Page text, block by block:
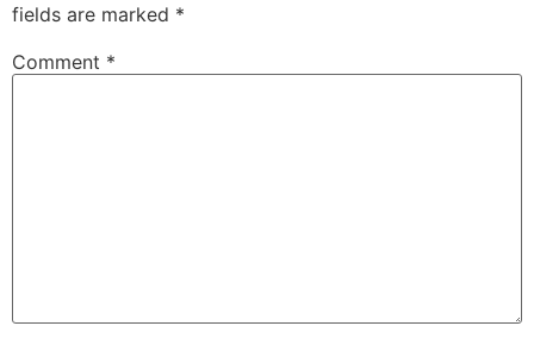
fields are marked *
Comment *